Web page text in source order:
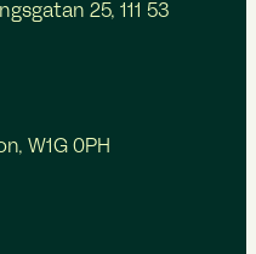
25, 111 53
W1G 0PH